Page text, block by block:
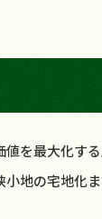
を最大化す
地の宅地化